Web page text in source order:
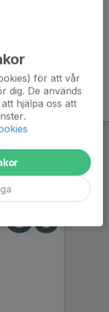
för att vår
dig. De används
hjälpa oss att